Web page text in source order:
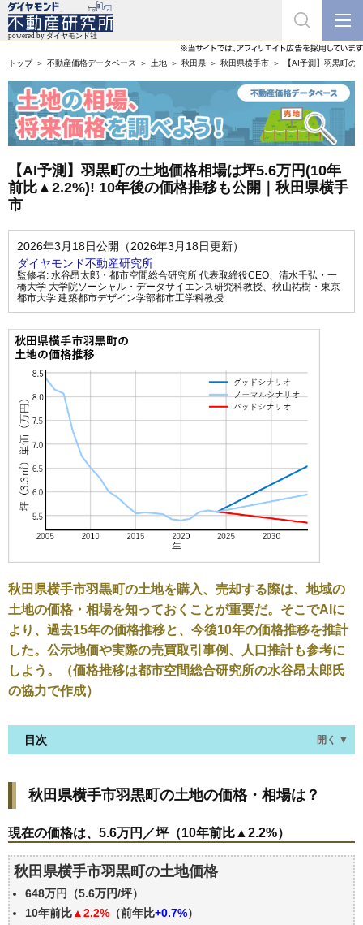
トップ 不動産価格データベース 土地 秋田県 秋田県横手市 【AI予測】羽黒町
【AI予測】羽黒町の土地価格相場は坪5.6万円(10年
前比▲2.2%)! 10年後の価格推移も公開｜秋田県横手
市
2026年3月18日公開（2026年3月18日更新）
ダイヤモンド不動産研究所
監修者: 水谷昂太郎・都市空間総合研究所 代表取締役CEO、 清水千弘・一
橋大学 大学院ソーシャル・データサイエンス研究科教授、 秋山祐樹・東京
都市大学 建築都市デザイン学部都市工学科教授
秋田県横手市羽黒町の土地を購入、売却する際は、地域の
土地の価格・相場を知っておくことが重要だ。そこでAIに
より、過去15年の価格推移と、今後10年の価格推移を推計
した。公示地価や実際の売買取引事例、人口推計も参考に
しよう。（価格推移は都市空間総合研究所の水谷昂太郎氏
の協力で作成）
目次 開く ▼
現在の価格は、5.6万円／坪（10年前比▲2.2%）
価格を詳細に分析しよう
秋田県横手市羽黒町の土地の過去の売買事例
公示地価はいくら
エリアの将来性を人口予想から検討しよう
秋田県横手市羽黒町の土地の価格・相場は？
現在の価格は、5.6万円／坪（10年前比▲2.2%）
秋田県横手市羽黒町の土地価格
648万円（5.6万円/坪）
10年前比▲2.2% （前年比+0.7%）